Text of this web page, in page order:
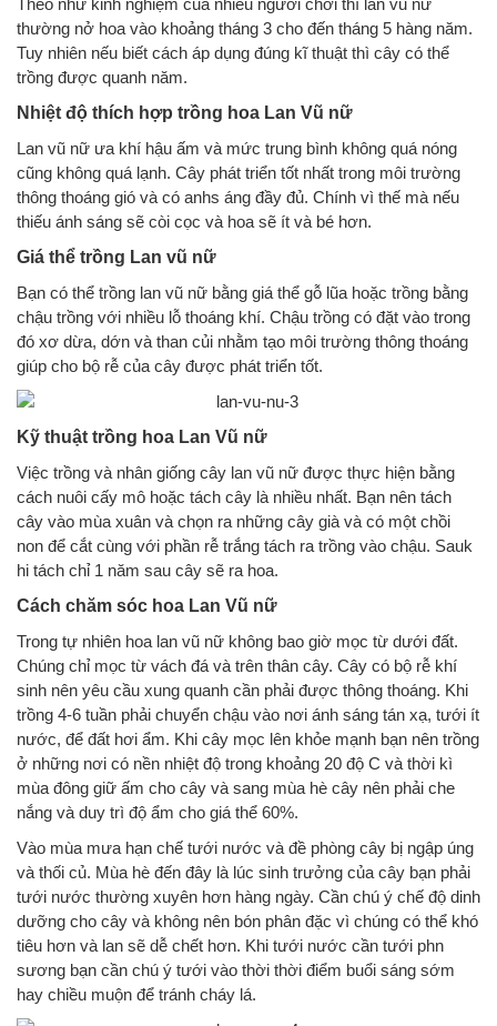
Theo như kinh nghiệm của nhiều người chơi thì lan vũ nữ
thường nở hoa vào khoảng tháng 3 cho đến tháng 5 hàng năm.
Tuy nhiên nếu biết cách áp dụng đúng kĩ thuật thì cây có thể
trồng được quanh năm.
Nhiệt độ thích hợp trồng hoa Lan Vũ nữ
Lan vũ nữ ưa khí hậu ấm và mức trung bình không quá nóng
cũng không quá lạnh. Cây phát triển tốt nhất trong môi trường
thông thoáng gió và có anhs áng đầy đủ. Chính vì thế mà nếu
thiếu ánh sáng sẽ còi cọc và hoa sẽ ít và bé hơn.
Giá thể trồng Lan vũ nữ
Bạn có thể trồng lan vũ nữ bằng giá thể gỗ lũa hoặc trồng bằng
chậu trồng với nhiều lỗ thoáng khí. Chậu trồng có đặt vào trong
đó xơ dừa, dớn và than củi nhằm tạo môi trường thông thoáng
giúp cho bộ rễ của cây được phát triển tốt.
Kỹ thuật trồng hoa Lan Vũ nữ
Việc trồng và nhân giống cây lan vũ nữ được thực hiện bằng
cách nuôi cấy mô hoặc tách cây là nhiều nhất. Bạn nên tách
cây vào mùa xuân và chọn ra những cây già và có một chồi
non để cắt cùng với phần rễ trắng tách ra trồng vào chậu. Sauk
hi tách chỉ 1 năm sau cây sẽ ra hoa.
Cách chăm sóc hoa Lan Vũ nữ
Trong tự nhiên hoa lan vũ nữ không bao giờ mọc từ dưới đất.
Chúng chỉ mọc từ vách đá và trên thân cây. Cây có bộ rễ khí
sinh nên yêu cầu xung quanh cần phải được thông thoáng. Khi
trồng 4-6 tuần phải chuyển chậu vào nơi ánh sáng tán xạ, tưới ít
nước, để đất hơi ẩm. Khi cây mọc lên khỏe mạnh bạn nên trồng
ở những nơi có nền nhiệt độ trong khoảng 20 độ C và thời kì
mùa đông giữ ấm cho cây và sang mùa hè cây nên phải che
nắng và duy trì độ ẩm cho giá thể 60%.
Vào mùa mưa hạn chế tưới nước và đề phòng cây bị ngập úng
và thối củ. Mùa hè đến đây là lúc sinh trưởng của cây bạn phải
tưới nước thường xuyên hơn hàng ngày. Cần chú ý chế độ dinh
dưỡng cho cây và không nên bón phân đặc vì chúng có thể khó
tiêu hơn và lan sẽ dễ chết hơn. Khi tưới nước cần tưới phn
sương bạn cần chú ý tưới vào thời thời điểm buổi sáng sớm
hay chiều muộn để tránh cháy lá.